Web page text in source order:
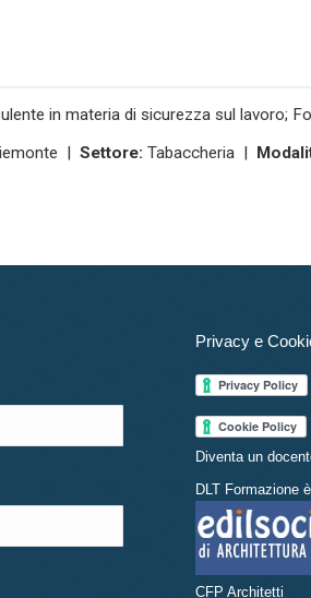
in materia di sicurezza sul lavoro;
| Settore: Tabaccheria |
Privacy e
Diventa un
DLT Formazione
CFP Architetti